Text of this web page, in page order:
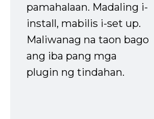
pamahalaan. Madaling i-
install, mabilis i-set up.
Maliwanag na taon bago
ang iba pang mga
plugin ng tindahan.